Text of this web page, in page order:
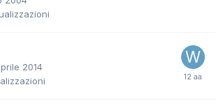
2014